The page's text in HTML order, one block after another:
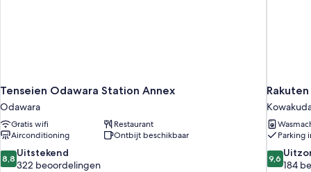
Tenseien Odawara Station Annex
Odawara
Gratis wifi
Restaurant
Airconditioning
Ontbijt beschikbaar
8.8
van
8,8 Uitstekend
322 beoordelingen
Rakuten
Parking
9.6
van
9,6
184